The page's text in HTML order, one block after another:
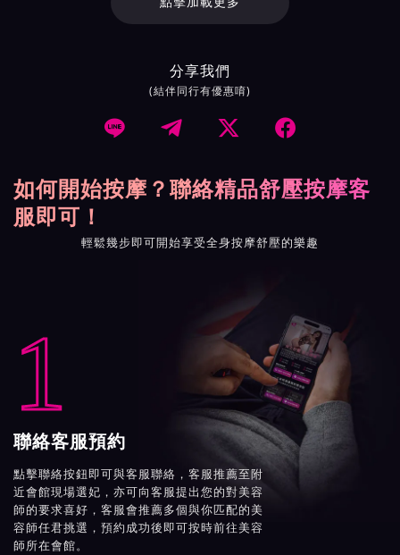
分享我們
(結伴同行有優惠唷)
   
如何開始按摩？聯絡精品舒壓按摩客
服即可！
輕鬆幾步即可開始享受全身按摩舒壓的樂趣
1
聯絡客服預約
點擊聯絡按鈕即可與客服聯絡，客服推薦至附
近會館現場選妃，亦可向客服提出您的對美容
師的要求喜好，客服會推薦多個與你匹配的美
容師任君挑選，預約成功後即可按時前往美容
師所在會館。